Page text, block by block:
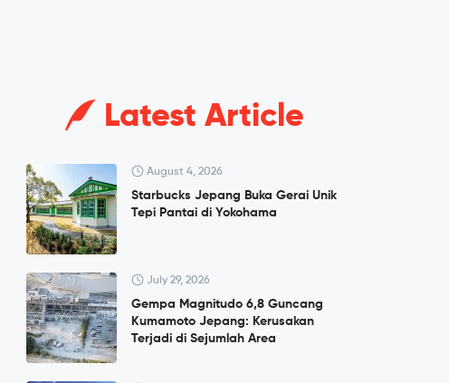
Latest Article
August 4, 2026
Starbucks Jepang Buka Gerai Unik
Tepi Pantai di Yokohama
July 29, 2026
Gempa Magnitudo 6,8 Guncang
Kumamoto Jepang: Kerusakan
Terjadi di Sejumlah Area